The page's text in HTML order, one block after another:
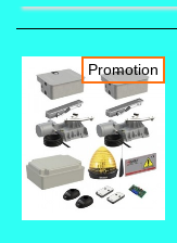
Promotion